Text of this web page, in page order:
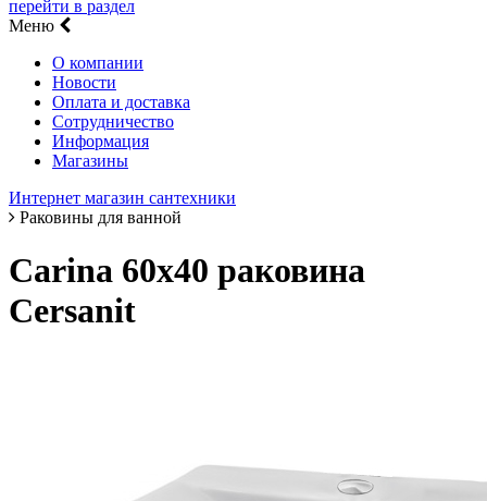
перейти в раздел
Меню
О компании
Новости
Оплата и доставка
Сотрудничество
Информация
Магазины
Интернет магазин сантехники
Раковины для ванной
Carina 60х40 раковина
Cersanit